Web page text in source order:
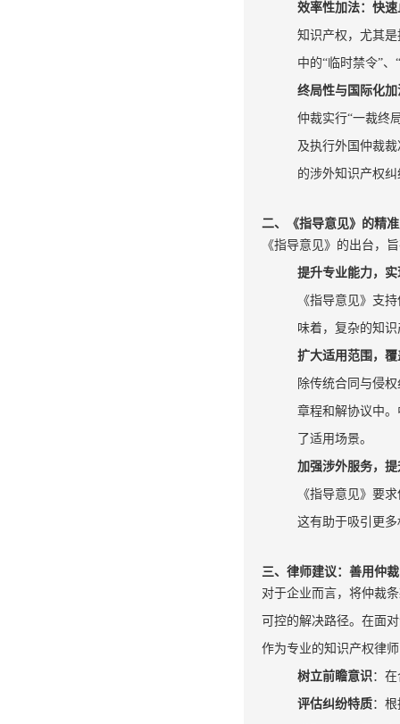
效率性加法：快
知识产权，尤其
中的“临时禁令”
终局性与国际化
仲裁实行“一裁终
及执行外国仲裁
的涉外知识产权
二、《指导意见》的精
《指导意见》的出台，
提升专业能力，
《指导意见》支
味着，复杂的知
扩大适用范围，
除传统合同与侵
章程和解协议中
了适用场景。
加强涉外服务，
《指导意见》要
这有助于吸引更
三、律师建议：善用仲
对于企业而言，将仲裁
可控的解决路径。在面
作为专业的知识产权律
树立前瞻意识：
评估纠纷特质：